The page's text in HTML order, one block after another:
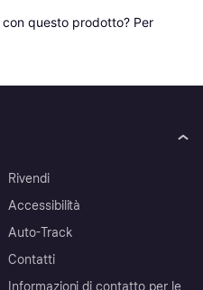
questo prodotto? Per
Rivendi
Accessibilità
Auto-Track
Contatti
Informazioni di contatto per le